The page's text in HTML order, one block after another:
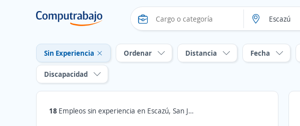
Sin Experiencia Ordenar Distancia Fecha
Discapacidad
18 Empleos sin experiencia en Escazú, San José